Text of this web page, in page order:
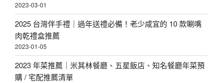
2023-03-01
2025 台灣伴手禮｜過年送禮必備！老少咸宜的 10 款唰嘴
肉乾禮盒推薦
2023-01-05
2023 年菜推薦｜米其林餐廳、五星飯店、知名餐廳年菜預
購 / 宅配推薦清單